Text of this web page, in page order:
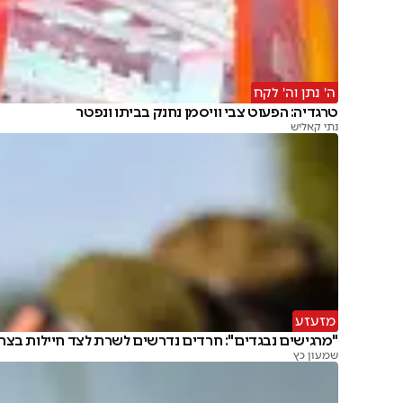
ה' נתן וה' לקח
טרגדיה: הפעוט צבי וויסמן נחנק בביתו ונפטר
נתי קאליש
מזעזע
"מרגישים נבגדים": חרדים נדרשים לשרת לצד חיילות
שמעון כץ